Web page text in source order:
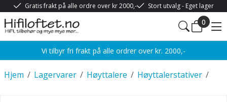
Gratis frakt på alle ordre over kr 2000,- Stort utvalg - Eget lager
0
Vi tilbyr fri frakt på alle ordrer over kr. 2000,-
/
Hjem /
Lagervarer /
Høyttalere /
Høyttalerstativer